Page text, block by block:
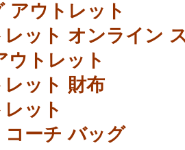
アウトレット
レット オンライン
ウトレット
ット 財布
ット
ーチ バッグ